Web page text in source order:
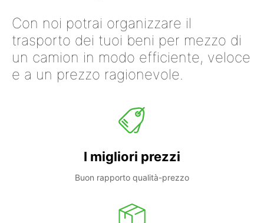
Con noi potrai organizzare il
trasporto dei tuoi beni per mezzo di
un camion in modo efficiente, veloce
e a un prezzo ragionevole.
I migliori prezzi
Buon rapporto qualità-prezzo